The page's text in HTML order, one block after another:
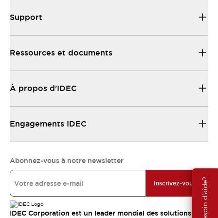
Besoin d'aide?
Support
Ressources et documents
À propos d’IDEC
Engagements IDEC
Abonnez-vous à notre newsletter
Inscrivez-vous
IDEC Corporation est un leader mondial des solutions